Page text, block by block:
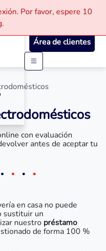
Por favor, espere 10
Área de clientes
con evaluación
antes de aceptar tu
en casa no puede
sustituir un
nuestro préstamo
de forma 100 %